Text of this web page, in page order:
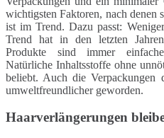
wichtigsten Faktoren, nach denen
ist im Trend. Dazu passt:
Trend hat in den letzten
Produkte sind immer
Natürliche Inhaltsstoffe ohne
beliebt. Auch die Verpackungen
umweltfreundlicher geworden.
Haarverlängerungen